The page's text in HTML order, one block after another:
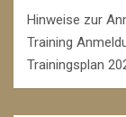
Hinweise zur
Training
Trainingsplan